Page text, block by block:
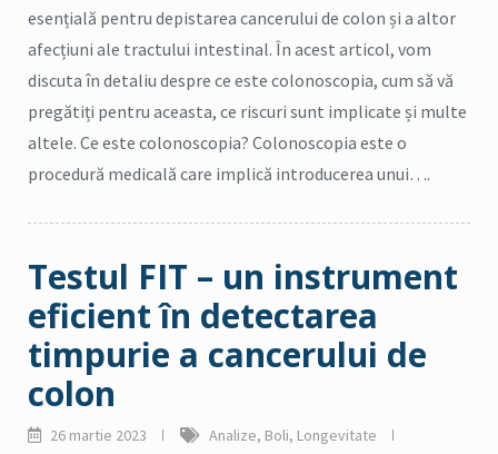
esențială pentru depistarea cancerului de colon și a altor
afecțiuni ale tractului intestinal. În acest articol, vom
discuta în detaliu despre ce este colonoscopia, cum să vă
pregătiți pentru aceasta, ce riscuri sunt implicate și multe
altele. Ce este colonoscopia? Colonoscopia este o
procedură medicală care implică introducerea unui….
Testul FIT – un instrument
eficient în detectarea
timpurie a cancerului de
colon
26 martie 2023 Analize, Boli, Longevitate